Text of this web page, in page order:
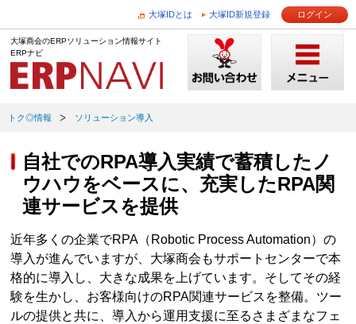
大塚IDとは 大塚ID新規登録 ログイン
大塚商会のERPソリューション情報サイト
ERPナビ
トク◎情報 ソリューション導入
自社でのRPA導入実績で蓄積したノ
ウハウをベースに、充実したRPA関
連サービスを提供
近年多くの企業でRPA（Robotic Process Automation）の
導入が進んでいますが、大塚商会もサポートセンターで本
格的に導入し、大きな成果を上げています。そしてその経
験を生かし、お客様向けのRPA関連サービスを整備。ツー
ルの提供と共に、導入から運用支援に至るさまざまなフェ